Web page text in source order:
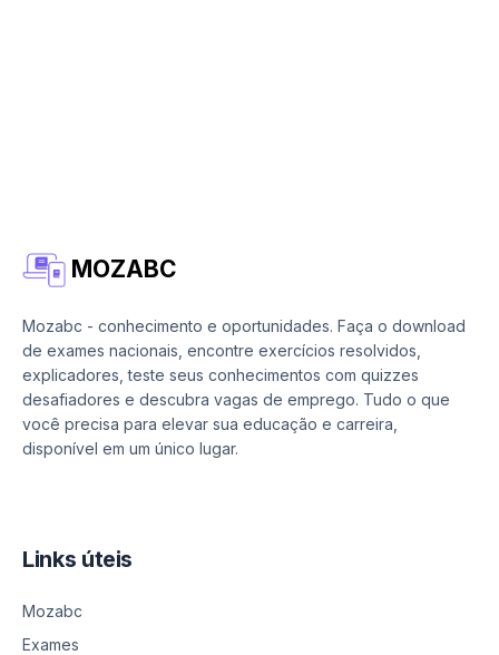
MOZABC
Mozabc - conhecimento e oportunidades. Faça o download
de exames nacionais, encontre exercícios resolvidos,
explicadores, teste seus conhecimentos com quizzes
desafiadores e descubra vagas de emprego. Tudo o que
você precisa para elevar sua educação e carreira,
disponível em um único lugar.
Links úteis
Mozabc
Exames